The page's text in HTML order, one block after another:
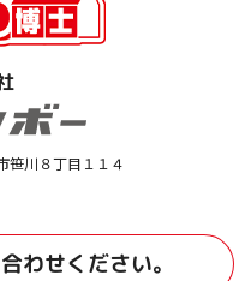
笹川８丁目１１４
わせください。